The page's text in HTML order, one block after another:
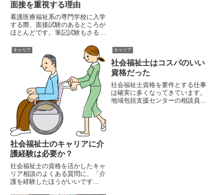
面接を重視する理由
看護医療福祉系の専門学校に入学
する際、面接試験のあるところが
ほとんどです。筆記試験もさるこ
理由は、学校側が入学を希望する
人物の素養を確認したいからで
す。なぜ、素養を確認したいのか
というと、学校としては、 国家
キャリア
社会福祉士のキャリアに介
護経験は必要か？
社会福祉士の資格を活かしたキャ
リア相談のよくある質問に、「介
護を経験したほうがいいです
キャリア
社会福祉士はコスパのいい
資格だった
社会福祉士資格を要件とする仕事
は確実に多くなってきています。
地域包括支援センターの相談員、